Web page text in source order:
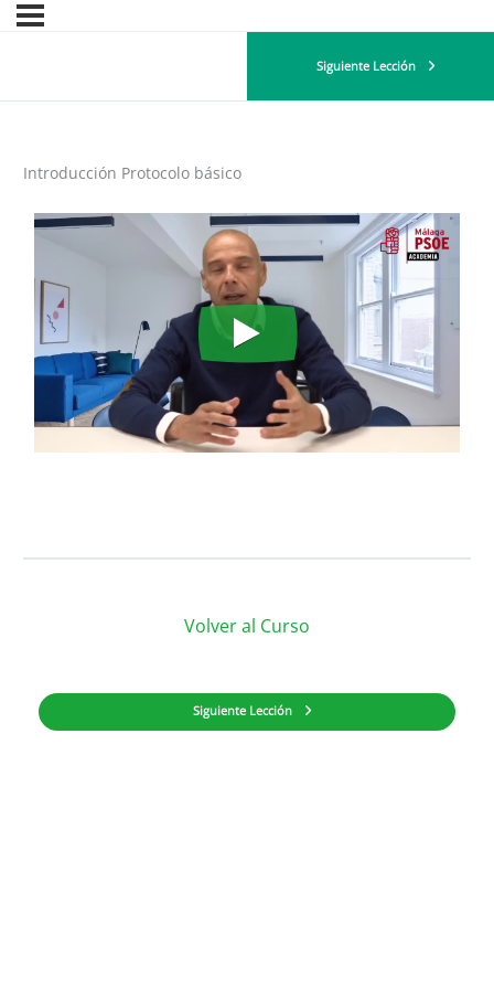
Siguiente Lección
Introducción Protocolo básico
Volver al Curso
Siguiente Lección